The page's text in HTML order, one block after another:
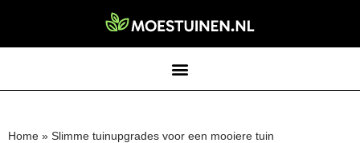
Home » Slimme tuinupgrades voor een mooiere tuin